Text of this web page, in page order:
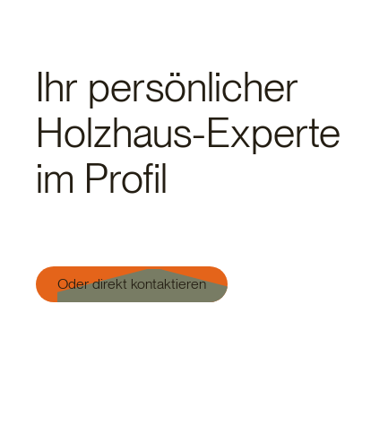
Ihr persönlicher
Holzhaus-Experte
im Profil
Oder direkt kontaktieren